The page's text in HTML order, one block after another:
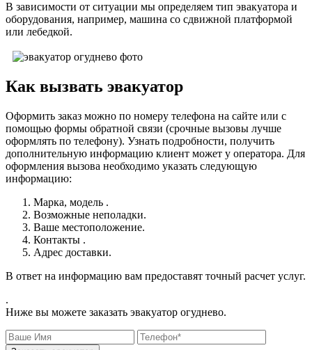
В зависимости от ситуации мы определяем тип эвакуатора и
оборудования, например, машина со сдвижной платформой
или лебедкой.
Как вызвать эвакуатор
Оформить заказ можно по номеру телефона на сайте или с
помощью формы обратной связи (срочные вызовы лучше
оформлять по телефону). Узнать подробности, получить
дополнительную информацию клиент может у оператора. Для
оформления вызова необходимо указать следующую
информацию:
Марка, модель .
Возможные неполадки.
Ваше местоположение.
Контакты .
Адрес доставки.
В ответ на информацию вам предоставят точный расчет услуг.
.
Ниже вы можете заказать эвакуатор огуднево.